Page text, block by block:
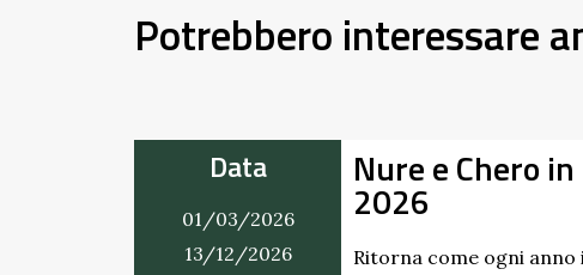
Potrebbero interessare
il ricco calendario di
Data
01/03/2026
31/12/2026
Alla